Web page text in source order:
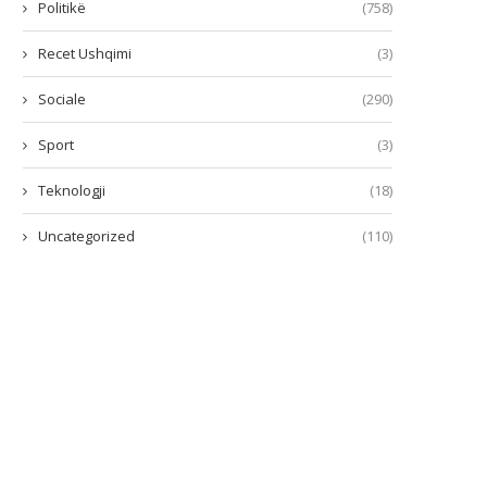
Politikë (758)
Recet Ushqimi (3)
Sociale (290)
Sport (3)
Teknologji (18)
Uncategorized (110)